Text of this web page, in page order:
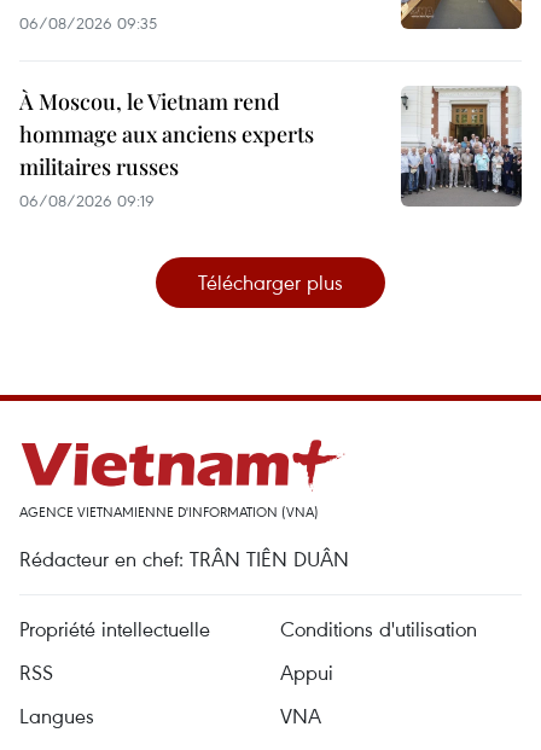
06/08/2026 09:35
À Moscou, le Vietnam rend
hommage aux anciens experts
militaires russes
06/08/2026 09:19
Télécharger plus
AGENCE VIETNAMIENNE D'INFORMATION (VNA)
Rédacteur en chef: TRÂN TIÊN DUÂN
Propriété intellectuelle
Conditions d'utilisation
RSS
Appui
Langues
VNA